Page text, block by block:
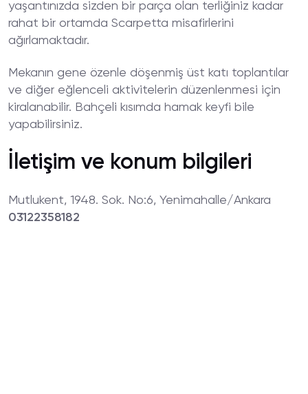
yaşantınızda sizden bir parça olan terliğiniz kadar
rahat bir ortamda Scarpetta misafirlerini
ağırlamaktadır.
Mekanın gene özenle döşenmiş üst katı toplantılar
ve diğer eğlenceli aktivitelerin düzenlenmesi için
kiralanabilir. Bahçeli kısımda hamak keyfi bile
yapabilirsiniz.
İletişim ve konum bilgileri
Mutlukent, 1948. Sok. No:6, Yenimahalle/Ankara
03122358182